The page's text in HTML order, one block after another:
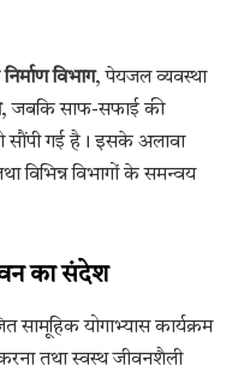
विभाग, पेयजल व्यवस्था
, जबकि साफ-सफाई की
सौंपी गई है। इसके अलावा
विभिन्न विभागों के समन्वय
का संदेश
सामूहिक योगाभ्यास कार्यक्रम
तथा स्वस्थ जीवनशैली